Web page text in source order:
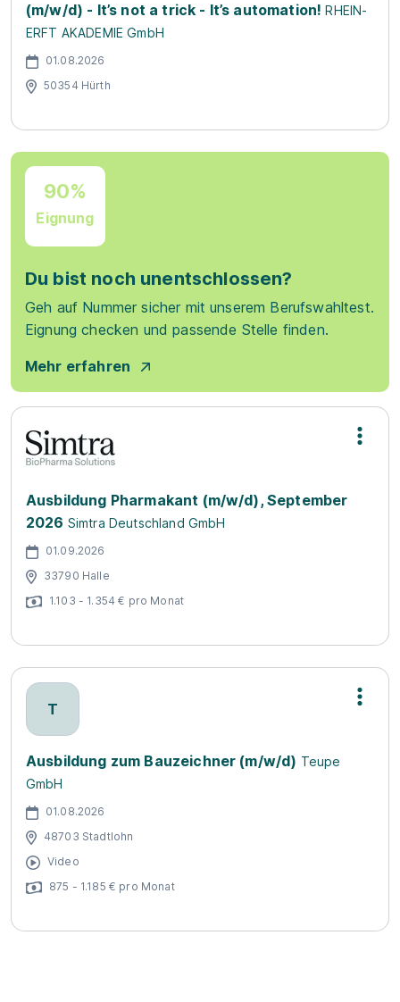
(m/w/d) - It’s not a trick - It’s automation! RHEIN-
ERFT AKADEMIE GmbH
01.08.2026
50354 Hürth
90%
Eignung
Du bist noch unentschlossen?
Geh auf Nummer sicher mit unserem Berufswahltest.
Eignung checken und passende Stelle finden.
Mehr erfahren
Ausbildung Pharmakant (m/w/d), September
2026 Simtra Deutschland GmbH
01.09.2026
33790 Halle
1.103 - 1.354 € pro Monat
T
Ausbildung zum Bauzeichner (m/w/d) Teupe
GmbH
01.08.2026
48703 Stadtlohn
Video
875 - 1.185 € pro Monat